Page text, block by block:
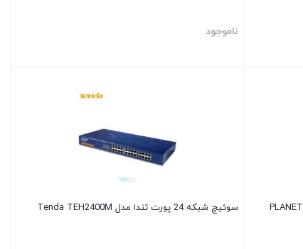
ناموجود
سوئیچ شبکه 16 پورت گیگابیت پلانت مدل PLANET
سوئیچ شبکه 24 پورت تندا مدل Tenda TEH2400M